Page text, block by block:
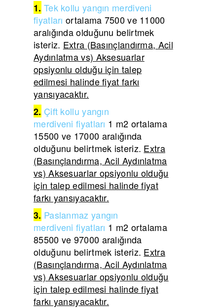
1. Tek kollu yangın merdiveni
fiyatları ortalama 7500 ve 11000
aralığında olduğunu belirtmek
isteriz. Extra (Basınçlandırma, Acil
Aydınlatma vs) Aksesuarlar
opsiyonlu olduğu için talep
edilmesi halinde fiyat farkı
yansıyacaktır.
2. Çift kollu yangın
merdivenifiyatları 1 m2 ortalama
15500 ve 17000 aralığında
olduğunu belirtmek isteriz. Extra
(Basınçlandırma, Acil Aydınlatma
vs) Aksesuarlar opsiyonlu olduğu
için talep edilmesi halinde fiyat
farkı yansıyacaktır.
3. Paslanmaz yangın
merdivenifiyatları 1 m2 ortalama
85500 ve 97000 aralığında
olduğunu belirtmek isteriz. Extra
(Basınçlandırma, Acil Aydınlatma
vs) Aksesuarlar opsiyonlu olduğu
için talep edilmesi halinde fiyat
farkı yansıyacaktır.